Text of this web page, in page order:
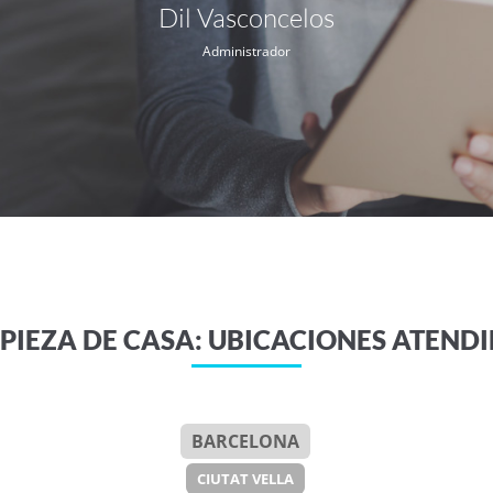
Dil Vasconcelos
Administrador
DE CASA: UBICACIONES
BARCELONA
CIUTAT VELLA